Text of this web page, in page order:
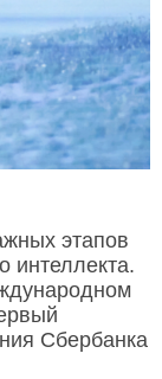
этапов
интеллекта.
Сбербанка